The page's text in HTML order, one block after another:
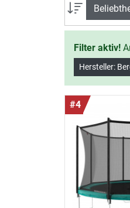
Sortierung
Filter aktiv!
Hersteller:
#4